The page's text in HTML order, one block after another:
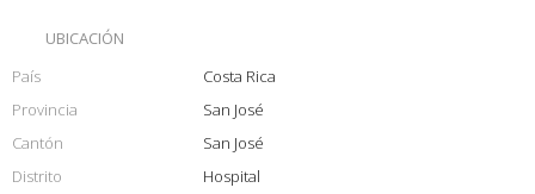
UBICACIÓN
País
Costa Rica
Provincia
San José
Cantón
San José
Distrito
Hospital